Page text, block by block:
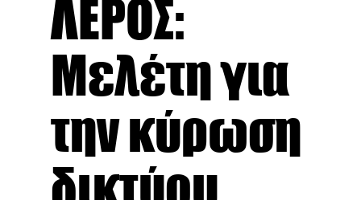
ΛΕΡΟΣ:
Μελέτη για
την κύρωση
δικτύου